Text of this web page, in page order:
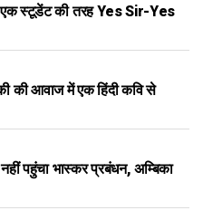
एक स्टूडेंट की तरह Yes Sir-Yes
की आवाज में एक हिंदी कवि से
पहुंचा भास्कर प्रबंधन, अम्बिका